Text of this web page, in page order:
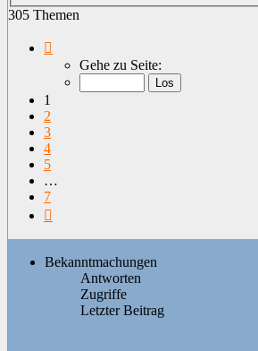
305 Themen
von
Gehe zu Seite:
1
2
3
4
5
…
7
Bekanntmachungen
Antworten
Zugriffe
Letzter Beitrag